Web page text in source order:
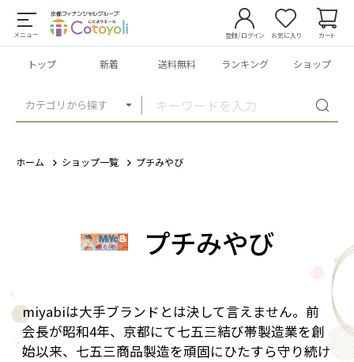
メニュー
カテゴリから探す
登録/ログイン お気に入り カート
トップ 新着 送料無料 ランキング ショップ
ホーム ショップ一覧 プチみやび
プチみやび
miyabiは大手ブランドとは決して言えません。前
会長が昭和4年、京都にて七五三結び帯製造業を創
始以来、七五三商品製造を頑固にひたすら守り続け